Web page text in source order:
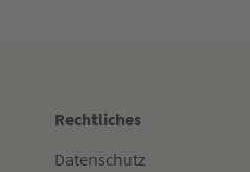
Rechtliches
Datenschutz